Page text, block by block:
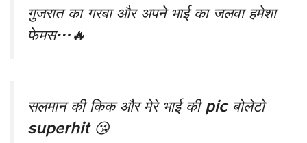
गुजरात का गरबा और अपने भाई का जलवा हमेशा
फेमस…🔥
सलमान की किक और मेरे भाई की pic बोलेटो
superhit 😘